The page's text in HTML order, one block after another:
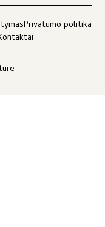
Privatumo politika